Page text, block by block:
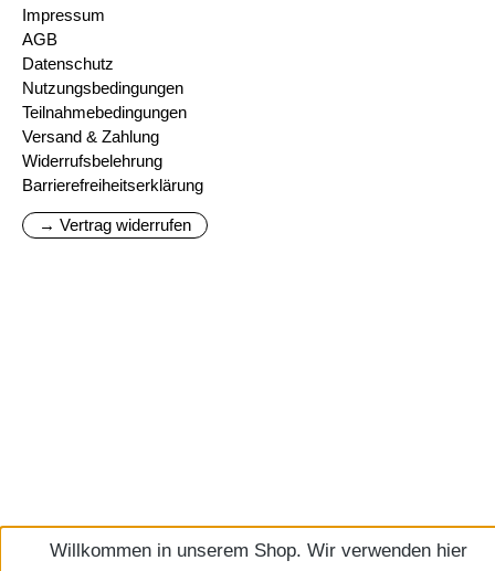
Impressum
AGB
Datenschutz
Nutzungsbedingungen
Teilnahmebedingungen
Versand & Zahlung
Widerrufsbelehrung
Barrierefreiheitserklärung
→ Vertrag widerrufen
Willkommen in unserem Shop. Wir verwenden hier